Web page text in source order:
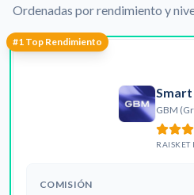
Ordenadas por rendimiento y
#1 Top Rendimiento
Smart
GBM
RAISKET
COMISIÓN